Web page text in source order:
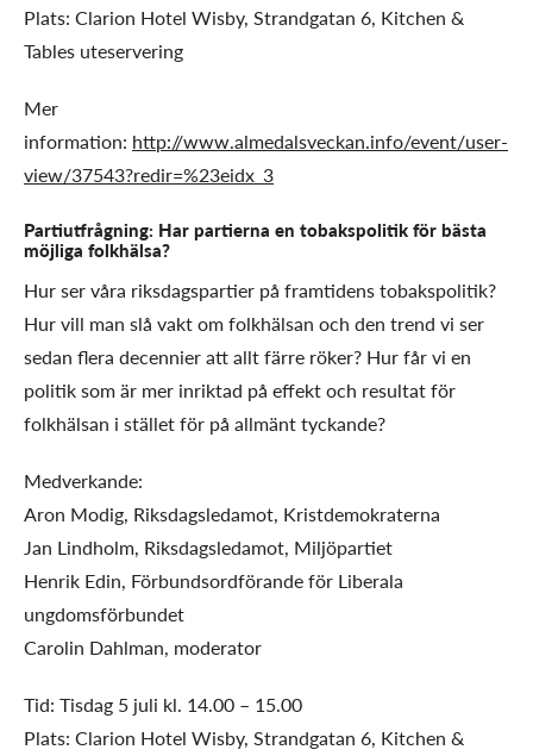
Plats: Clarion Hotel Wisby, Strandgatan 6, Kitchen &
Tables uteservering
Mer
information: http://www.almedalsveckan.info/event/user-
view/37543?redir=%23eidx_3
Partiutfrågning: Har partierna en tobakspolitik för bästa
möjliga folkhälsa?
Hur ser våra riksdagspartier på framtidens tobakspolitik?
Hur vill man slå vakt om folkhälsan och den trend vi ser
sedan flera decennier att allt färre röker? Hur får vi en
politik som är mer inriktad på effekt och resultat för
folkhälsan i stället för på allmänt tyckande?
Medverkande:
Aron Modig, Riksdagsledamot, Kristdemokraterna
Jan Lindholm, Riksdagsledamot, Miljöpartiet
Henrik Edin, Förbundsordförande för Liberala
ungdomsförbundet
Carolin Dahlman, moderator
Tid: Tisdag 5 juli kl. 14.00 – 15.00
Plats: Clarion Hotel Wisby, Strandgatan 6, Kitchen &